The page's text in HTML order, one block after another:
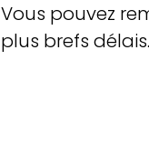
Vous pouvez
plus brefs délais.